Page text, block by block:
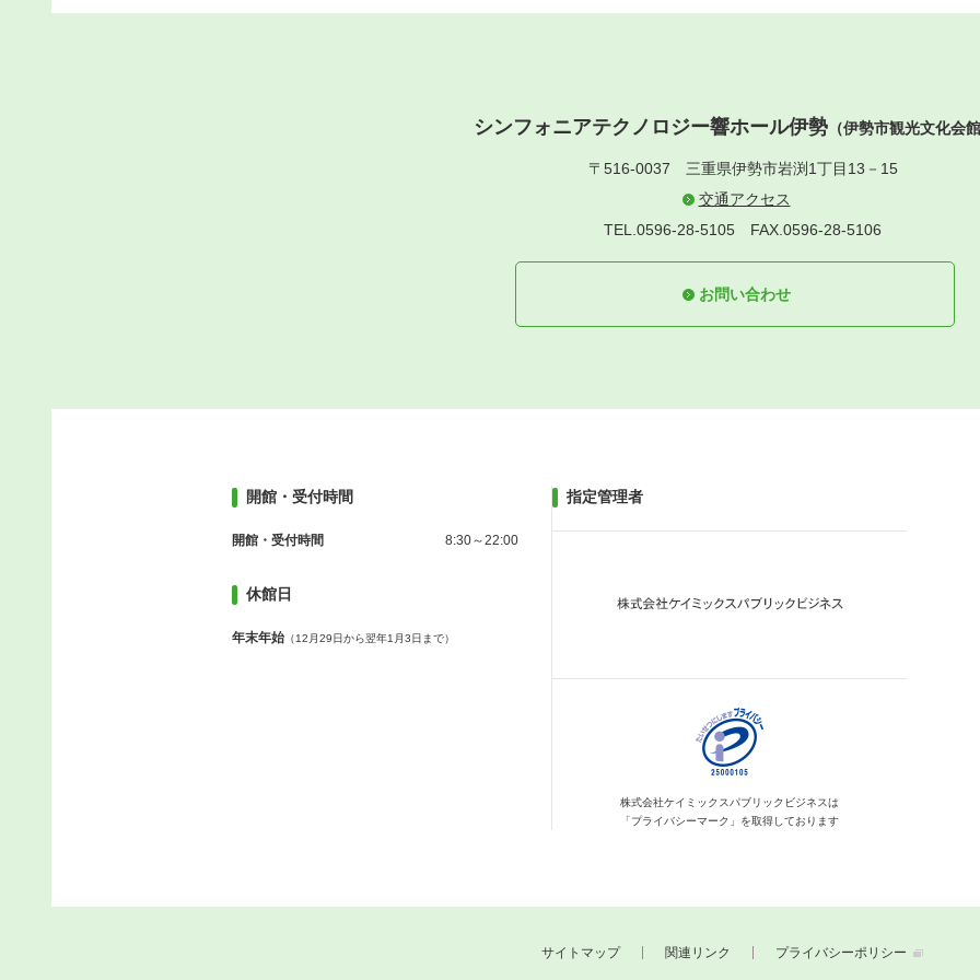
シンフォニアテクノロジー響ホール伊勢 （伊勢市観光文化会
〒516-0037 三重県伊勢市岩渕1丁目13－15
交通アクセス
TEL.0596-28-5105 FAX.0596-28-5106
お問い合わせ
開館・受付時間
開館・受付時間 8:30～22:00
休館日
年末年始 （12月29日から翌年1月3日まで）
指定管理者
株式会社ケイミックス パブリックビジネスは
「プライバシーマーク」を取得しております
サイトマップ 関連リンク プライバシーポリシー